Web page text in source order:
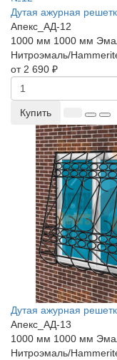
Дутая ажурная
Апекс_АД-12
1000 мм 1000 мм
Нитроэмаль/
от 2 690 ₽
Купить
Дутая ажурная
Апекс_АД-13
1000 мм 1000 мм
Нитроэмаль/